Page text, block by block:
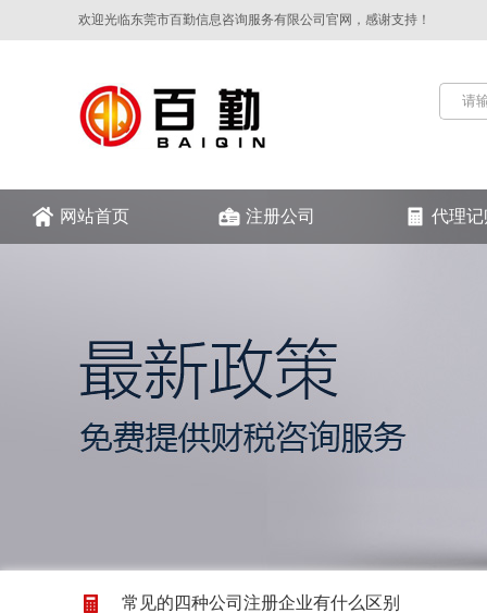
欢迎光临东莞市百勤信息咨询服务有限公司官网，感谢支持！
网站首页 注册公司 代理记
常见的四种公司注册企业有什么区别